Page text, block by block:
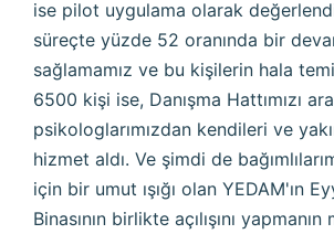
ise pilot uygulama olarak
süreçte yüzde 52 oranında bir
sağlamamız ve bu kişilerin hala
6500 kişi ise, Danışma Hattımızı
psikologlarımızdan kendileri ve
hizmet aldı. Ve şimdi de
için bir umut ışığı olan YEDAM'ın
Binasının birlikte açılışını